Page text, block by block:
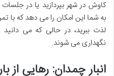
کاوش در شهر بپردازید یا در
به شما این امکان را می دهد که با
لذت ببرید، در حالی که می دانید
نگهداری می شوند.
انبار چمدان: رهایی از